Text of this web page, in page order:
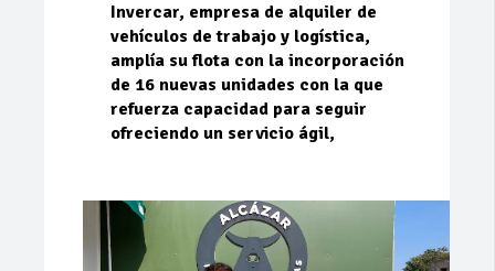
Invercar, empresa de alquiler de
vehículos de trabajo y logística,
amplía su flota con la incorporación
de 16 nuevas unidades con la que
refuerza capacidad para seguir
ofreciendo un servicio ágil,